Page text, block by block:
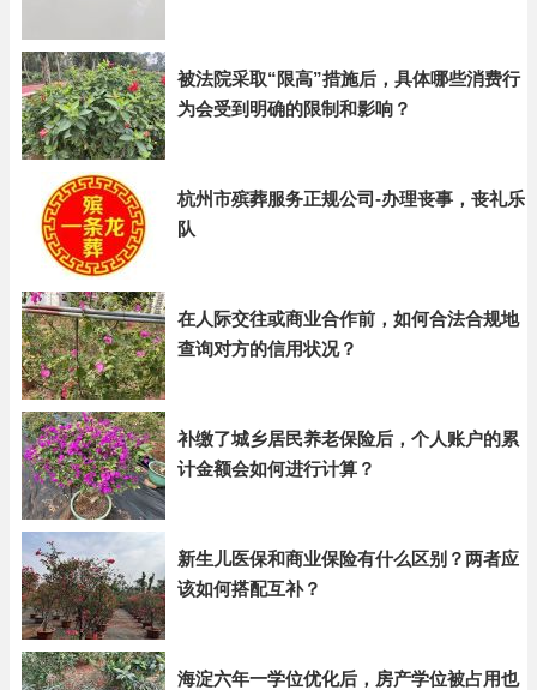
被法院采取“限高”措施后，具体哪些消费行
为会受到明确的限制和影响？
杭州市殡葬服务正规公司-办理丧事，丧礼乐
队
在人际交往或商业合作前，如何合法合规地
查询对方的信用状况？
补缴了城乡居民养老保险后，个人账户的累
计金额会如何进行计算？
新生儿医保和商业保险有什么区别？两者应
该如何搭配互补？
海淀六年一学位优化后，房产学位被占用也